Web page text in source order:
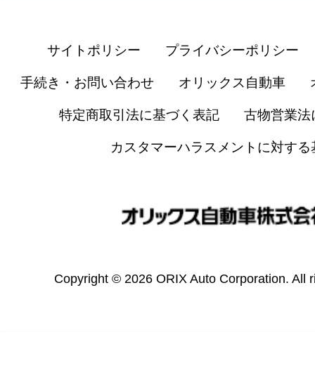
サイトポリシー プライバシーポリシー
手続き・お問い合わせ オリックス自動車
特定商取引法に基づく表記 古物営業法
カスタマーハラスメントに対する
Copyright © 2026 ORIX Auto Corporation. All